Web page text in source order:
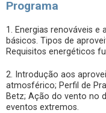
Programa
1. Energias renováveis
básicos. Tipos de
Requisitos energéticos
2. Introdução aos
atmosférico; Perfil de
Betz; Ação do vento no
eventos extremos.